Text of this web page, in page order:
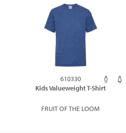
610330
Kids Valueweight T-Shirt
FRUIT OF THE LOOM